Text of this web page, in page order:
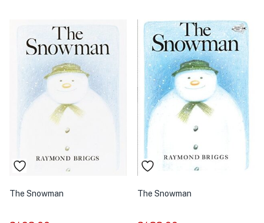
The Snowman The Snowman